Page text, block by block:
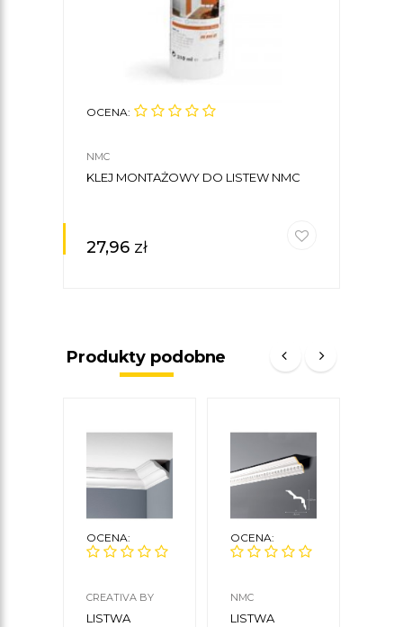
OCENA:
NMC
KLEJ MONTAŻOWY DO LISTEW NMC
27,96 zł
Produkty podobne
OCENA:
CREATIVA BY
CEZAR
LISTWA
OCENA:
NMC
LISTWA